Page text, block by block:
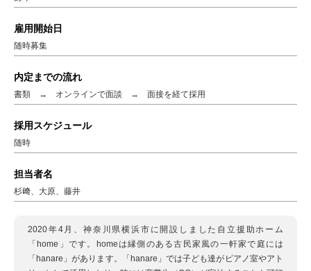
雇用開始日
随時募集
内定までの流れ
書類 → オンラインで面談 → 面接を経て採用
採用スケジュール
随時
担当者名
杉﨑、大原、藤井
2020年4月、神奈川県横浜市に開設しました自立援助ホーム
「home」です。homeは縁側のある古民家風の一軒家で庭には
「hanare」があります。「hanare」では子ども達がピアノ室やアト